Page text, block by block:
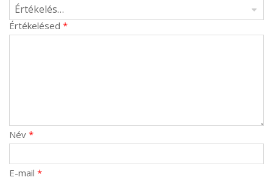
Értékelésed *
Név *
E-mail *